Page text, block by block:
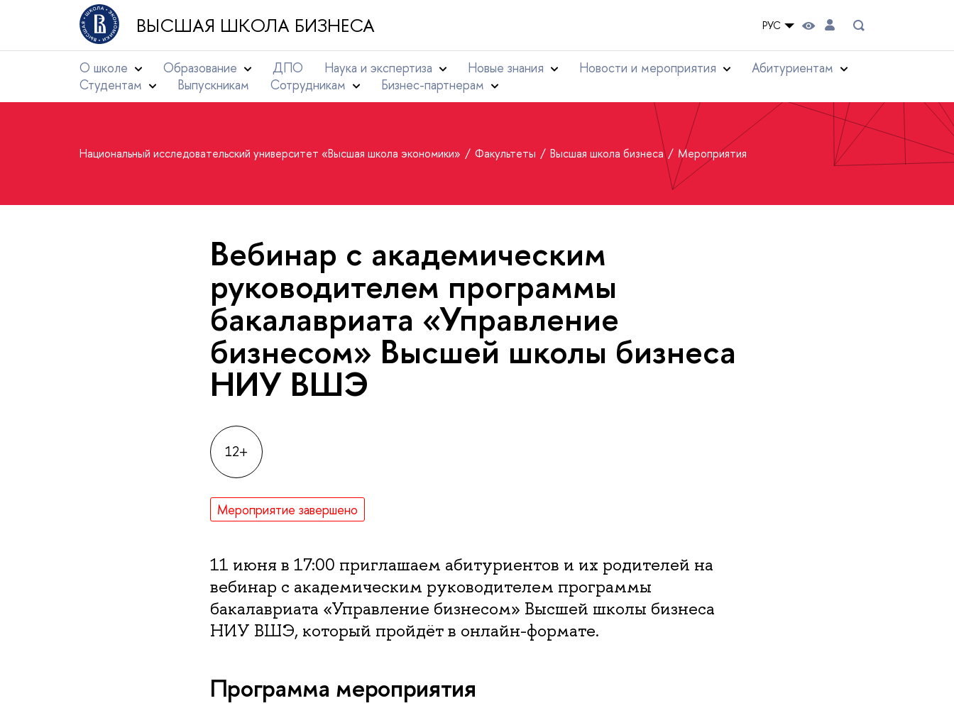
ВЫСШАЯ ШКОЛА БИЗНЕСА РУС
О школе Образование ДПО Наука и экспертиза Новые знания Новости и мероприятия
Абитуриентам
Студентам
Выпускникам Сотрудникам Бизнес-партнерам
Национальный исследовательский университет «Высшая школа экономики» Факультеты Высшая школа бизнеса Мероприятия
Вебинар с академическим
руководителем программы
бакалавриата «Управление
бизнесом» Высшей школы бизнеса
НИУ ВШЭ
12+
Мероприятие завершено
11 июня в 17:00 приглашаем абитуриентов и их родителей на
вебинар с академическим руководителем программы
бакалавриата «Управление бизнесом» Высшей школы бизнеса
НИУ ВШЭ, который пройдёт в онлайн-формате.
Программа мероприятия